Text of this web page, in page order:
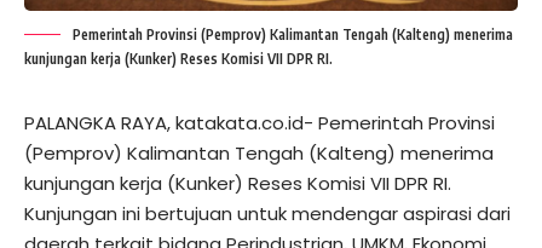
Pemerintah Provinsi (Pemprov) Kalimantan Tengah (Kalteng) menerima
kunjungan kerja (Kunker) Reses Komisi VII DPR RI.
PALANGKA RAYA, katakata.co.id- Pemerintah Provinsi
(Pemprov) Kalimantan Tengah (Kalteng) menerima
kunjungan kerja (Kunker) Reses Komisi VII DPR RI.
Kunjungan ini bertujuan untuk mendengar aspirasi dari